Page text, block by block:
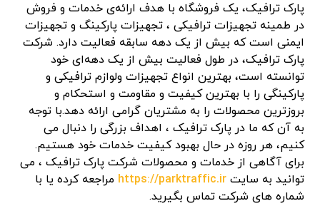
پارک ترافیک، یک فروشگاه با هدف ارائه‌ی خدمات و فروش
در طمینه تجهیزات ترافیکی ، تجهیزات پارکینگ و تجهیزات
ایمنی است که بیش از یک دهه سابقه فعالیت دارد. شرکت
پارک ترافیک، در طول فعالیت بیش از یک دهه‌‌ای خود
توانسته است، بهترین انواع تجهیزات ولوازم ترافیکی و
پارکینگی را با بهترین کیفیت و مقاومت و استحکام و
بروزترین محصولات را به مشتریان گرامی ارائه دهد.با توجه
به آن که ما در پارک ترافیک ، اهداف بزرگی را دنبال می
کنیم، هر روزه در حال بهبود کیفیت خدمات خود هستیم.
برای آگاهی از خدمات و محصولات شرکت پارک ترافیک ، می
توانید به سایتhttps://parktraffic.ir مراجعه کرده یا با
شماره های شرکت تماس بگیرید.